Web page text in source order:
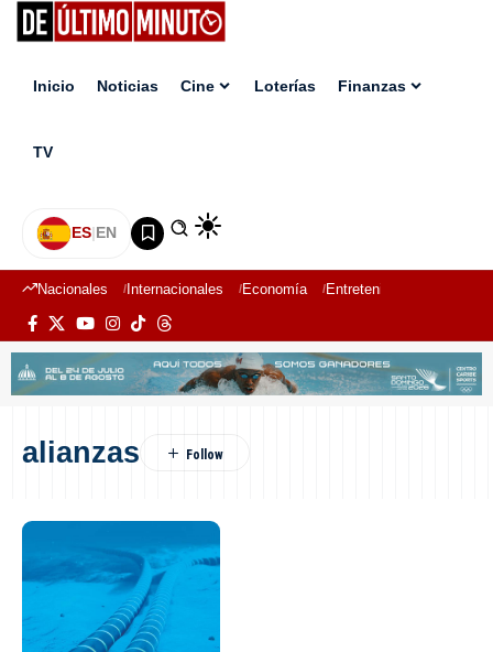
Inicio Noticias Cine Loterías Finanzas
TV
ES|EN
Nacionales Internacionales Economía Entretenimiento
alianzas